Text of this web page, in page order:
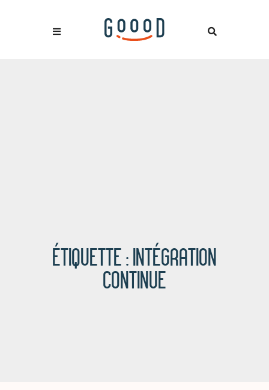
ÉTIQUETTE :INTÉGRATION
CONTINUE